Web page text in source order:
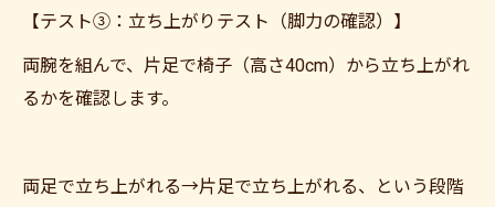
【テスト③：立ち上がりテスト（脚力の確認）】
両腕を組んで、片足で椅子（高さ40cm）から立ち上がれ
るかを確認します。
両足で立ち上がれる→片足で立ち上がれる、という段階